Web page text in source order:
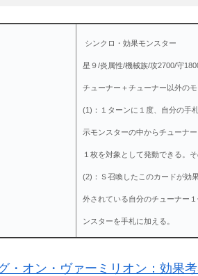
シンクロ・効果モンスター
星９/炎属性/機械族/攻2700/守
チューナー＋チューナー以外の
(1)：１ターンに１度、自分の手
示モンスターの中からチューナー
１枚を対象として発動できる。
(2)：Ｓ召喚したこのカードが効
外されている自分のチューナー
ンスターを手札に加える。
・オン・ヴァーミリオン：効果考